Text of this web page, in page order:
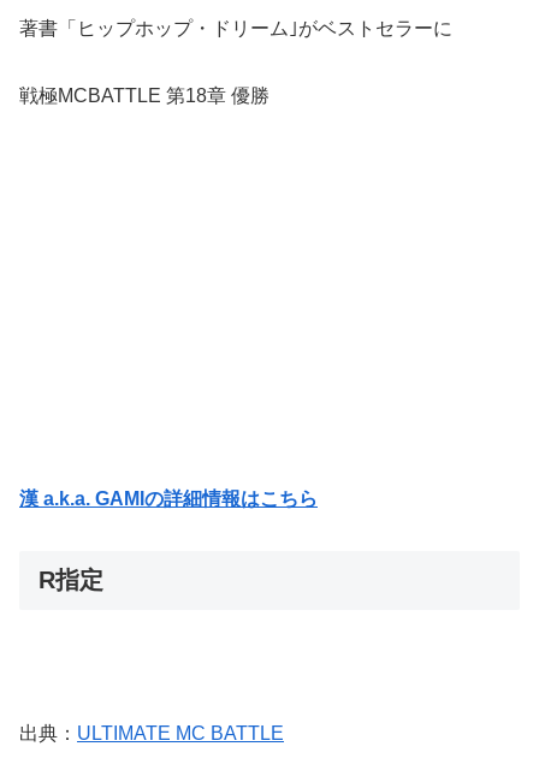
著書「ヒップホップ・ドリーム｣がベストセラーに
戦極MCBATTLE 第18章 優勝
漢 a.k.a. GAMIの詳細情報はこちら
R指定
出典： ULTIMATE MC BATTLE